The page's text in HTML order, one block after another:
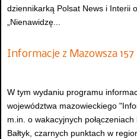
dziennikarką Polsat News i Interii
„Nienawidzę...
Informacje z Mazowsza 157
W tym wydaniu programu
województwa mazowieckiego
m.in. o wakacyjnych
Bałtyk, czarnych punktach w